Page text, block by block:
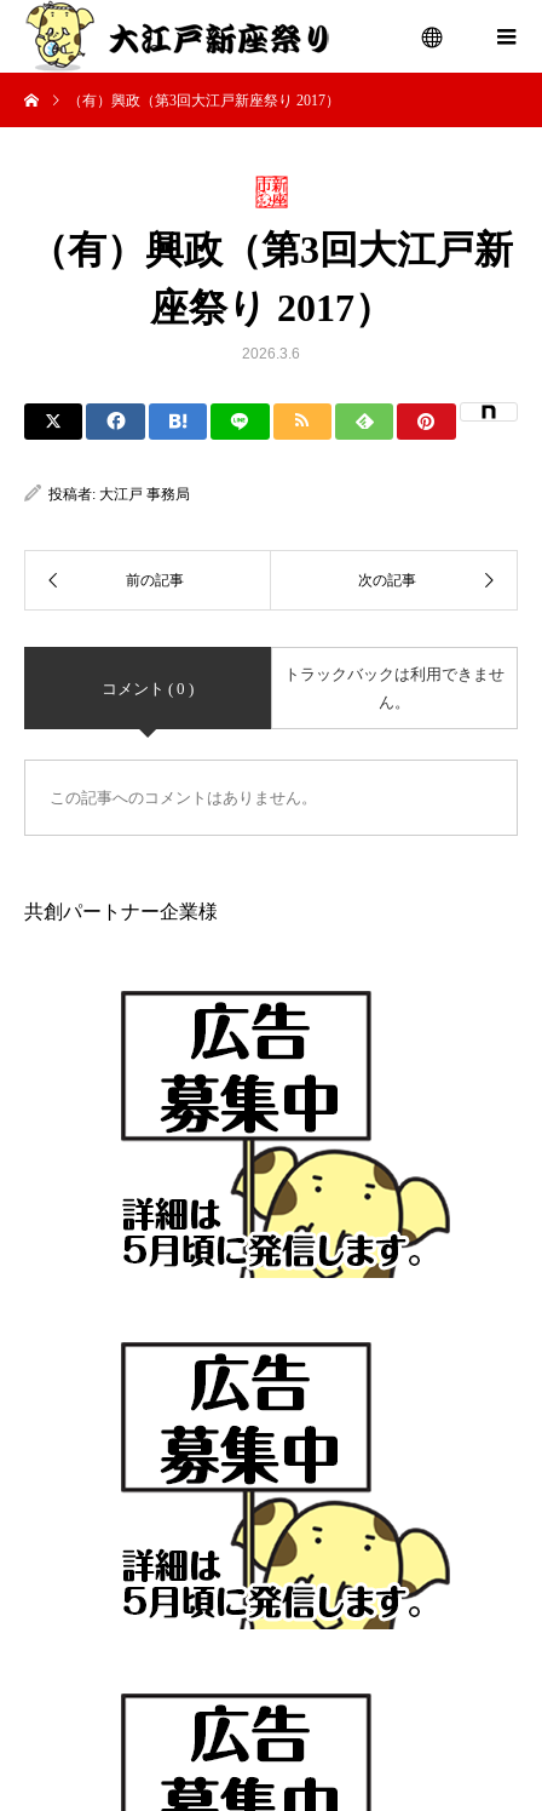
（有）興政（第3回大江戸新座祭り 2017）
（有）興政（第3回大江戸新
座祭り 2017）
2026.3.6
投稿者: 大江戸 事務局
コメント ( 0 )
トラックバックは利用できませ
ん。
この記事へのコメントはありません。
共創パートナー企業様